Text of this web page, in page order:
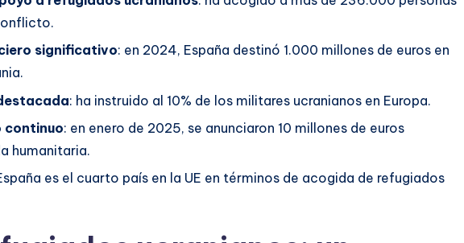
significativo: en 2024, España destinó 1.000 millones de euros en
: ha instruido al 10% de los militares ucranianos en Europa.
continuo: en enero de 2025, se anunciaron 10 millones de euros
humanitaria.
es el cuarto país en la UE en términos de acogida de refugiados